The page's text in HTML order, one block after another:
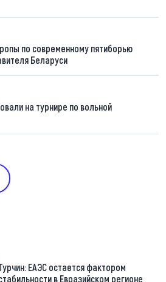
по современному пятиборью
Беларуси
на турнире по вольной
ЕАЭС остается фактором
в Евразийском регионе